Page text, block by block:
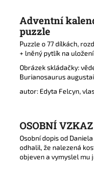
Adventní
puzzle
Puzzle o 77 dílkách,
+ lněný pytlík na
Obrázek skládačky:
Burianosaurus
autor: Edyta Felcyn,
OSOBNÍ
Osobní dopis od
odhalil, že nalezená
objeven a vymyslel mu